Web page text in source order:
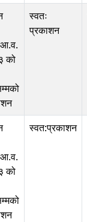
को
स्वतः
प्रकाशन
को
स्वत:प्रकाशन